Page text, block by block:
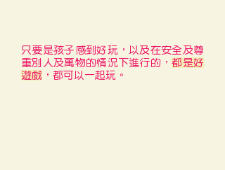
只要是孩子感到好玩，以及在安全及尊
重別人及萬物的情況下進行的，都是好
遊戲 ，都可以一起玩。